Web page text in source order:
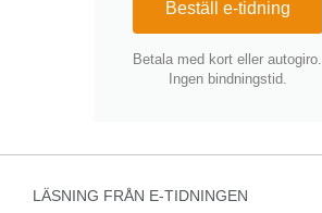
Beställ e-tidning
Betala med kort eller autogiro.
Ingen bindningstid.
LÄSNING FRÅN E-TIDNINGEN